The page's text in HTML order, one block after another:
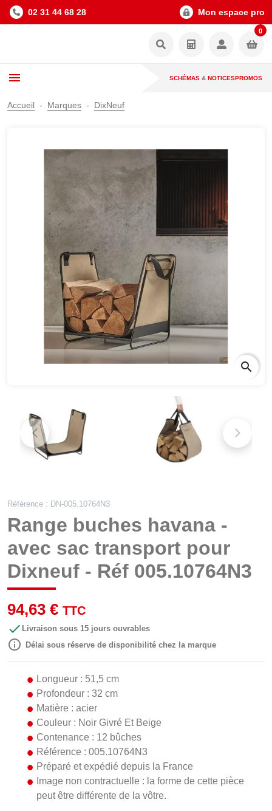
02 31 44 68 28 Mon espace pro
0
SCHÉMAS & NOTICESPROMOS
Accueil Marques DixNeuf
search
Référence : DN-005.10764N3
Range buches havana -
avec sac transport pour
Dixneuf - Réf 005.10764N3
94,63 € TTC
 Livraison sous 15 jours ouvrables
 Délai sous réserve de disponibilité chez la marque
Longueur : 51,5 cm
Profondeur : 32 cm
Matière : acier
Couleur : Noir Givré Et Beige
Contenance : 12 bûches
Référence : 005.10764N3
Préparé et expédié depuis la France
Image non contractuelle : la forme de cette pièce
peut être différente de la vôtre.